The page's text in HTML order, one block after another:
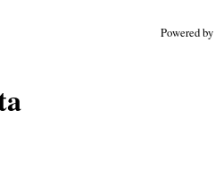
Powered by